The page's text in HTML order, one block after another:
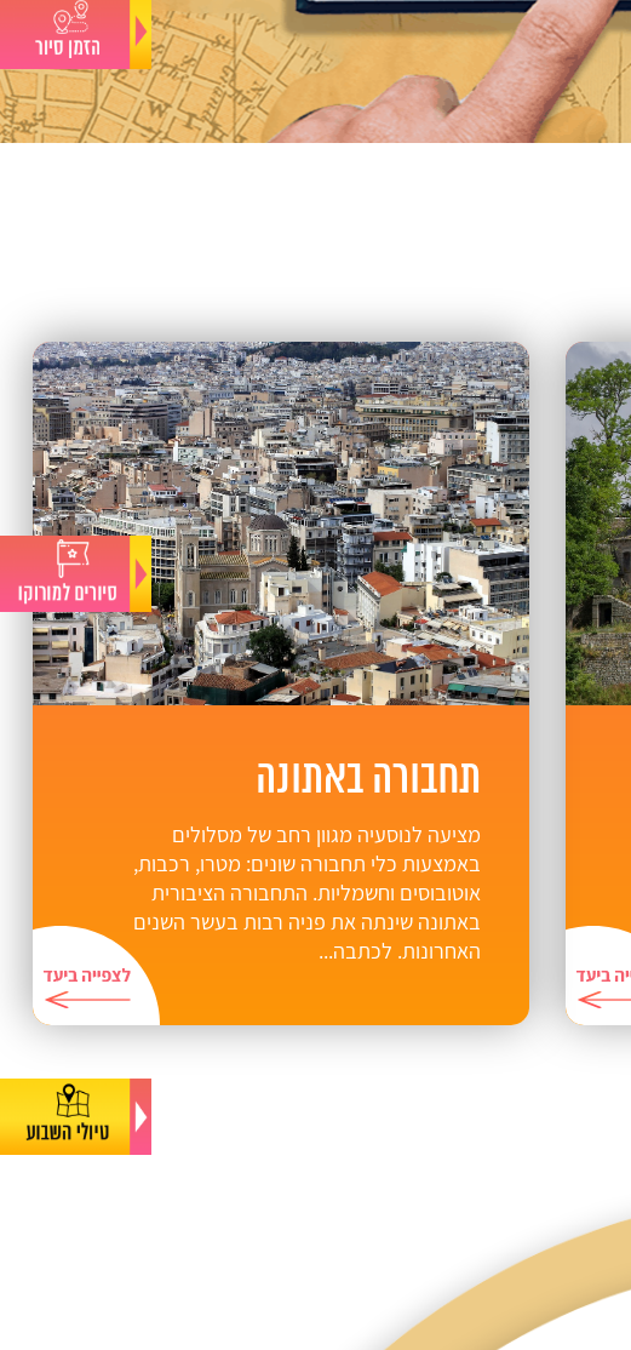
תחבורה באתונה
מציעה לנוסעיה מגוון רחב של מסלולים
באמצעות כלי תחבורה שונים: מטרו, רכבות,
אוטובוסים וחשמליות. התחבורה הציבורית
באתונה שינתה את פניה רבות בעשר השנים
האחרונות. לכתבה...